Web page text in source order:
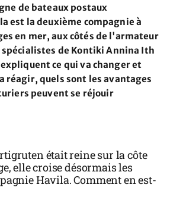
de bateaux postaux
est la deuxième compagnie à
en mer, aux côtés de l'armateur
de Kontiki Annina Ith
ce qui va changer et
réagir, quels sont les avantages
peuvent se réjouir
était reine sur la côte
elle croise désormais les
Havila. Comment en est-